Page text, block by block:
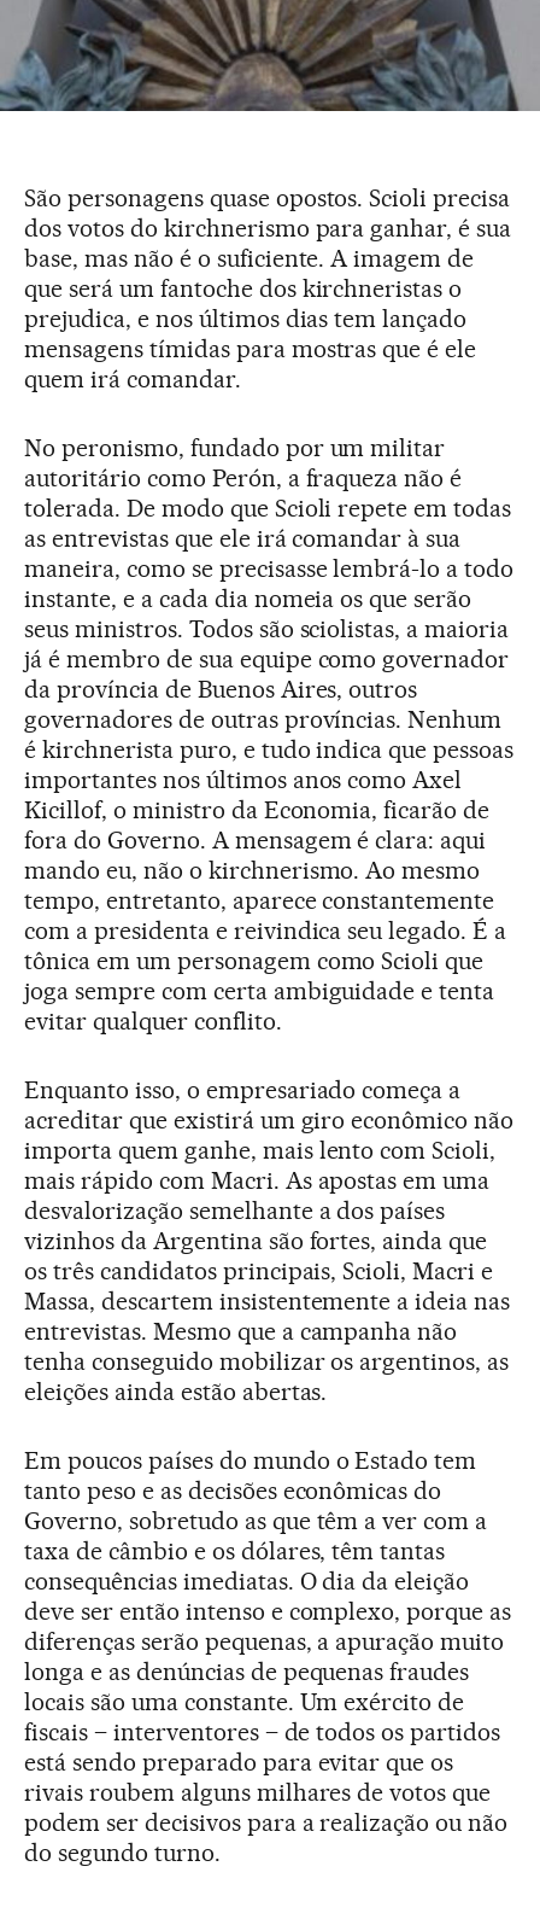
São personagens quase opostos. Scioli precisa
dos votos do kirchnerismo para ganhar, é sua
base, mas não é o suficiente. A imagem de
que será um fantoche dos kirchneristas o
prejudica, e nos últimos dias tem lançado
mensagens tímidas para mostras que é ele
quem irá comandar.
No peronismo, fundado por um militar
autoritário como Perón, a fraqueza não é
tolerada. De modo que Scioli repete em todas
as entrevistas que ele irá comandar à sua
maneira, como se precisasse lembrá-lo a todo
instante, e a cada dia nomeia os que serão
seus ministros. Todos são sciolistas, a maioria
já é membro de sua equipe como governador
da província de Buenos Aires, outros
governadores de outras províncias. Nenhum
é kirchnerista puro, e tudo indica que pessoas
importantes nos últimos anos como Axel
Kicillof, o ministro da Economia, ficarão de
fora do Governo. A mensagem é clara: aqui
mando eu, não o kirchnerismo. Ao mesmo
tempo, entretanto, aparece constantemente
com a presidenta e reivindica seu legado. É a
tônica em um personagem como Scioli que
joga sempre com certa ambiguidade e tenta
evitar qualquer conflito.
Enquanto isso, o empresariado começa a
acreditar que existirá um giro econômico não
importa quem ganhe, mais lento com Scioli,
mais rápido com Macri. As apostas em uma
desvalorização semelhante a dos países
vizinhos da Argentina são fortes, ainda que
os três candidatos principais, Scioli, Macri e
Massa, descartem insistentemente a ideia nas
entrevistas. Mesmo que a campanha não
tenha conseguido mobilizar os argentinos, as
eleições ainda estão abertas.
Em poucos países do mundo o Estado tem
tanto peso e as decisões econômicas do
Governo, sobretudo as que têm a ver com a
taxa de câmbio e os dólares, têm tantas
consequências imediatas. O dia da eleição
deve ser então intenso e complexo, porque as
diferenças serão pequenas, a apuração muito
longa e as denúncias de pequenas fraudes
locais são uma constante. Um exército de
fiscais – interventores – de todos os partidos
está sendo preparado para evitar que os
rivais roubem alguns milhares de votos que
podem ser decisivos para a realização ou não
do segundo turno.